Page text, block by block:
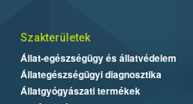
Szakterületek
Állat-egészségügy és állatvédelem
Állategészségügyi diagnosztika
Állatgyógyászati termékek